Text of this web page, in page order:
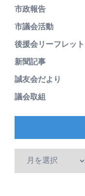
市政報告
市議会活動
後援会リーフレット
新聞記事
誠友会だより
議会取組